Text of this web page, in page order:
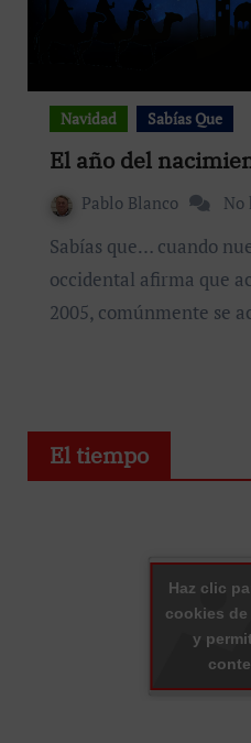
Navidad Sabías Que
El año del
Pablo Blanco No
Sabías que… cuando nuestro calendario
occidental afirma que
2005, comúnmente se
El tiempo
Haz clic
cookies
y